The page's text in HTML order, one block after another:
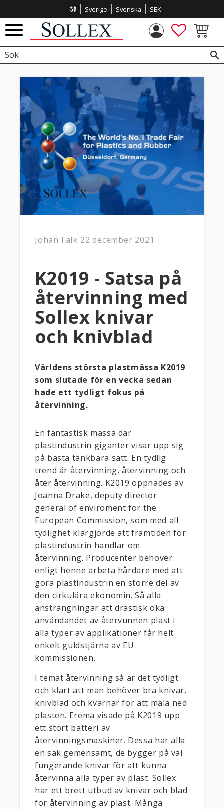
Meny
Sverige Svenska SEK
FAVORITER
Johan Falk 22 december 2021
K2019 - Satsa på
återvinning med
Sollex knivar
och knivblad
Världens största plastmässa K2019
som slutade för en vecka sedan
hade ett tydligt fokus på
återvinning.
En fantastisk mässa där
plastindustrin giganter visar upp sig
på bästa tänkbara sätt. En tydlig
trend är återvinning, återvinning och
åter återvinning. K2019 öppnades av
Joanna Drake, deputy director
general of enviroment for the
European Commission, som med all
tydlighet klargjorde att framtiden för
plastindustrin handlar om
återvinning. Producenter behöver
enligt henne arbeta hårdare med att
göra plastindustrin en större del av
den cirkulära ekonomin. Så alla
ansträngningar att drastisk öka
användandet av återvunnen plast i
alla typer av applikationer får helt
enkelt guldstjärna av EU
kommissionen.
I temat återvinning så är det tydligt
och klart att man behöver bra knivar,
knivblad och kvarnar för att mala ned
plasten. Erema visade på K2019 upp
ett stort batteri av
återvinningsmaskiner. Dessa har alla
en sak gemensamt, de bygger på väl
fungerande knivar för att kunna
återvinna alla typer av plast. Sollex
har ett brett utbud av knivar och blad
för återvinning av plast. Många